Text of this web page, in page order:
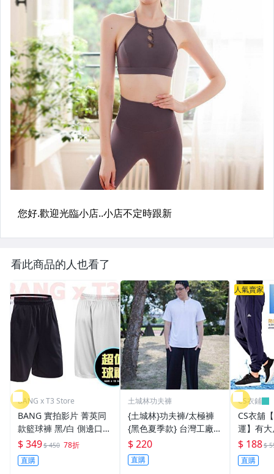
看此商品的人也看了
BANG x T3 Store
BANG 實拍影片 菁英同
款籃球褲 黑/白 側邊口袋
短褲 球褲 nba 緊身褲 束
褲 休閒短褲 curry【A0
8】
$ 349$ 450 78折
直購
土城林功夫褲
{土城林}功夫褲/太極褲
{黑色夏季款} 台灣工廠直
營(太極拳.打坐.瑜珈.武
術.休閒.運動)
$ 220
直購
人氣賣家
CS衣鋪
CS衣舖
運】有
口袋拉
訓練健
長褲 三
$ 188$
直購